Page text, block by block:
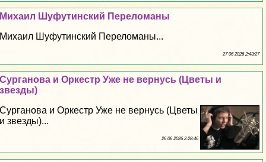
Михаил Шуфутинский Переломаны
Михаил Шуфутинский Переломаны...
27 06 2026 2:43:27
Сурганова и Оркестр Уже не вернусь (Цветы и
звезды)
Сурганова и Оркестр Уже не вернусь (Цветы
и звезды)...
26 06 2026 2:28:46